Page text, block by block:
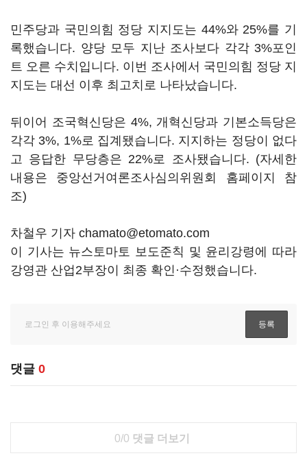
민주당과 국민의힘 정당 지지도는 44%와 25%를 기
록했습니다. 양당 모두 지난 조사보다 각각 3%포인
트 오른 수치입니다. 이번 조사에서 국민의힘 정당 지
지도는 대선 이후 최고치로 나타났습니다.
뒤이어 조국혁신당은 4%, 개혁신당과 기본소득당은
각각 3%, 1%로 집계됐습니다. 지지하는 정당이 없다
고 응답한 무당층은 22%로 조사됐습니다. (자세한
내용은 중앙선거여론조사심의위원회 홈페이지 참
조)
차철우 기자 chamato@etomato.com
이 기사는 뉴스토마토 보도준칙 및 윤리강령에 따라
강영관 산업2부장이 최종 확인·수정했습니다.
댓글 0
0/0 댓글 더보기